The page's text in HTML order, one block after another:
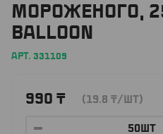
МОРОЖЕНОГО,
BALLOON
АРТ. 331109
990 ₸ (19.8 ₸/ШТ)